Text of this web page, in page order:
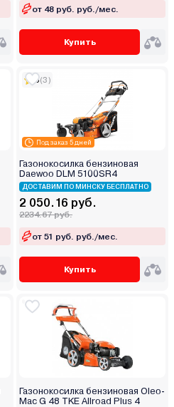
от 48 руб. руб./мес.
Купить
Под заказ 5 дней
5(3)
Газонокосилка бензиновая
Daewoo DLM 5100SR4
ДОСТАВИМ ПО МИНСКУ БЕСПЛАТНО
2 050.16 руб.
2234.67 руб.
от 51 руб. руб./мес.
Купить
Газонокосилка бензиновая Oleo-
Mac G 48 TKE Allroad Plus 4